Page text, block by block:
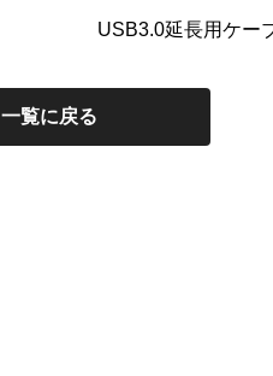
USB3.0延長用ケー
一覧に戻る